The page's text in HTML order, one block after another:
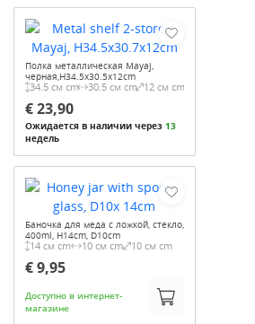
Полка металлическая Mayaj,
черная,H34.5x30.5x12cm
34.5 см cm 30.5 см cm 12 см cm
€ 23,90
Ожидается в наличии через 13
недель
Баночка для меда с ложкой, стекло,
400ml, H14cm, D10cm
14 см cm 10 см cm 10 см cm
€ 9,95
Доступно в интернет-
магазине